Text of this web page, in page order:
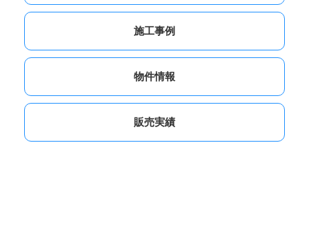
施工事例
物件情報
販売実績